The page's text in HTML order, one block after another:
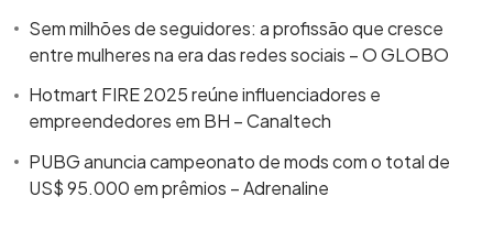
Sem milhões de seguidores: a profissão que cresce
entre mulheres na era das redes sociais – O GLOBO
Hotmart FIRE 2025 reúne influenciadores e
empreendedores em BH – Canaltech
PUBG anuncia campeonato de mods com o total de
US$ 95.000 em prêmios – Adrenaline